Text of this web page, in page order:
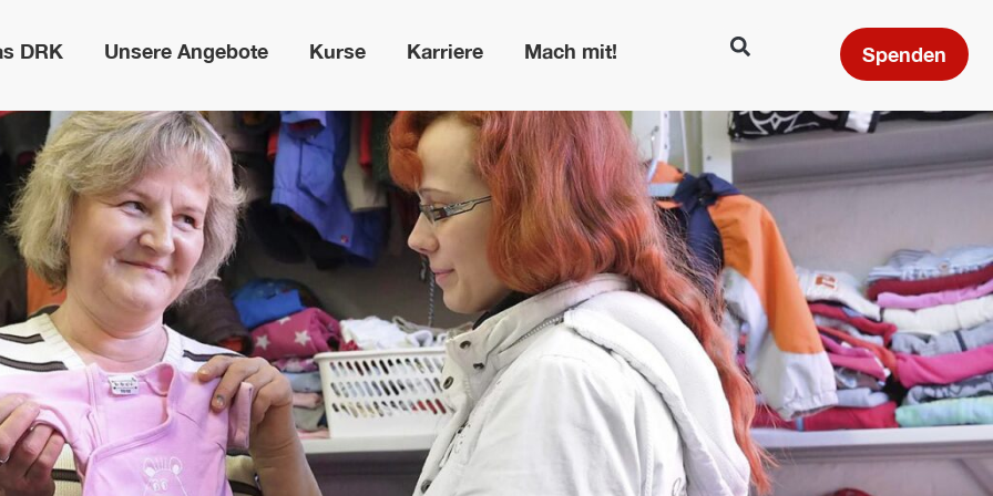
DRK Unsere Angebote Kurse Karriere Mach mit! Spenden